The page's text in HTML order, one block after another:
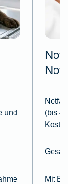
und
(bis
Mit